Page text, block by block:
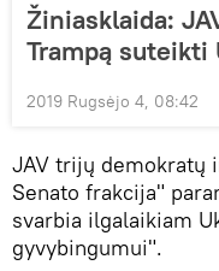
Žiniasklaida:
Trampą suteikti
2019 Rugsėjo 4, 08:42
JAV trijų demokratų
Senato frakcija"
svarbia ilgalaikiam
gyvybingumui".